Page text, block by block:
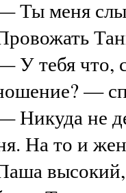
Ты меня
У тебя что,
—
Никуда не
На то и